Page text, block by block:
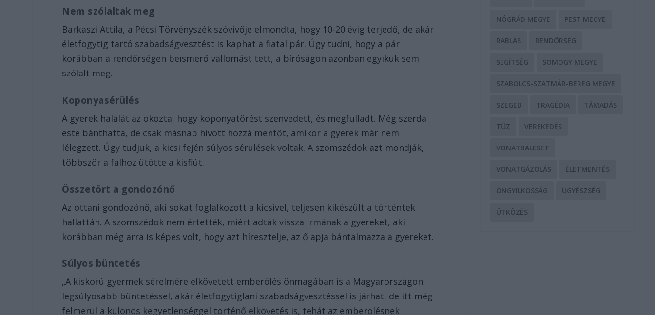
Nem szólaltak meg
Barkaszi Attila, a Pécsi Törvényszék szóvivője elmondta, hogy 10-20 évig terjedő, de akár
életfogytig tartó szabadságvesztést is kaphat a fiatal pár. Úgy tudni, hogy a pár
korábban a rendőrségen beismerő vallomást tett, a bíróságon azonban egyikük sem
szólalt meg.
Koponyasérülés
A gyerek halálát az okozta, hogy koponyatörést szenvedett, és megfulladt. Még szerda
este bánthatta, de csak másnap hívott hozzá mentőt, amikor a gyerek már nem
lélegzett. Úgy tudjuk, a kicsi fején súlyos sérülések voltak. A szomszédok azt mondják,
többször a falhoz ütötte a kisfiút.
Összetört a gondozónő
Az ottani gondozónő, aki sokat foglalkozott a kicsivel, teljesen kikészült a történtek
hallattán. A szomszédok nem értették, miért adták vissza Irmának a gyereket, aki
korábban még arra is képes volt, hogy azt híresztelje, az ő apja bántalmazza a gyereket.
Súlyos büntetés
„A kiskorú gyermek sérelmére elkövetett emberölés önmagában is a Magyarországon
legsúlyosabb büntetéssel, akár életfogytiglani szabadságvesztéssel is járhat, de itt még
felmerül a különös kegyetlenséggel történő elkövetés is, tehát az emberölésnek
NÓGRÁD MEGYE PEST MEGYE
RABLÁS RENDŐRSÉG
SEGÍTSÉG SOMOGY MEGYE
SZABOLCS-SZATMÁR-BEREG MEGYE
SZEGED TRAGÉDIA TÁMADÁS
TŰZ VEREKEDÉS
VONATBALESET
VONATGÁZOLÁS ÉLETMENTÉS
ÖNGYILKOSSÁG ÜGYÉSZSÉG
ÜTKÖZÉS